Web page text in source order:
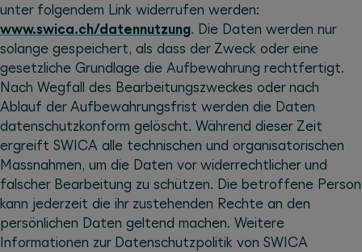
unter folgendem Link widerrufen werden:
www.swica.ch/datennutzung. Die Daten werden nur
solange gespeichert, als dass der Zweck oder eine
gesetzliche Grundlage die Aufbewahrung rechtfertigt.
Nach Wegfall des Bearbeitungszweckes oder nach
Ablauf der Aufbewahrungsfrist werden die Daten
datenschutzkonform gelöscht. Während dieser Zeit
ergreift SWICA alle technischen und organisatorischen
Massnahmen, um die Daten vor widerrechtlicher und
falscher Bearbeitung zu schützen. Die betroffene Person
kann jederzeit die ihr zustehenden Rechte an den
persönlichen Daten geltend machen. Weitere
Informationen zur Datenschutzpolitik von SWICA